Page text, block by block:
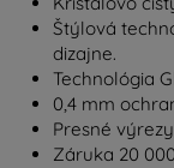
Štýlová
dizajne.
Technológia
0,4 mm
Presné
Záruka 20